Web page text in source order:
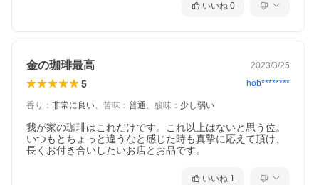
いいね 0
金の珈琲最高 2023/3/25
5 hob********
香り ： 非常に良い、 苦味 ： 普通、 酸味 ： 少し弱い
我が家の珈琲はこれだけです。これ以上はないと思う位。
いつもとちょっと違うなと感じた時も真摯に応えて頂け、
長くお付き合いしたいお店とお品です。
いいね 1